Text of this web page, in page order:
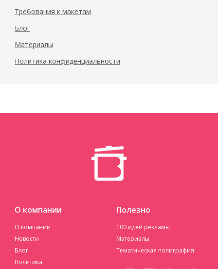
Требования к макетам
Блог
Материалы
Политика конфиденциальности
О компании
О компании
Новости
Блог
Политика
Полезно
100 идей рекламы
Материалы
Тематическая полиграфия